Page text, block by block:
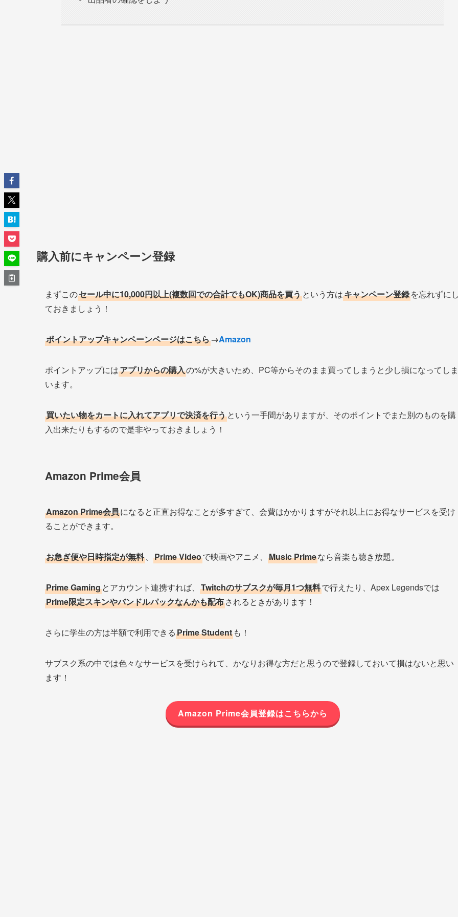
購入前にキャンペーン登録
まずこのセール中に10,000円以上(複数回での合計でもOK)商品を買うという方はキャンペーン登録を忘れずに
ておきましょう！
ポイントアップキャンペーンページはこちら→Amazon
ポイントアップにはアプリからの購入の%が大きいため、PC等からそのまま買ってしまうと少し損になってしま
います。
買いたい物をカートに入れてアプリで決済を行うという一手間がありますが、そのポイントでまた別のものを購
入出来たりもするので是非やっておきましょう！
Amazon Prime会員
Amazon Prime会員になると正直お得なことが多すぎて、会費はかかりますがそれ以上にお得なサービスを受け
ることができます。
お急ぎ便や日時指定が無料 Prime Videoで映画やアニメ、 Music Primeなら音楽も聴き放題。
Prime Gamingとアカウント連携すれば、 Twitchのサブスクが毎月1つ無料で行えたり、Apex Legendsでは
Prime限定スキンやバンドルパックなんかも配布されるときがあります！
さらに学生の方は半額で利用できるPrime Student も！
サブスク系の中では色々なサービスを受けられて、かなりお得な方だと思うので登録しておいて損はないと思い
ます！
Amazon Prime会員登録はこちらから